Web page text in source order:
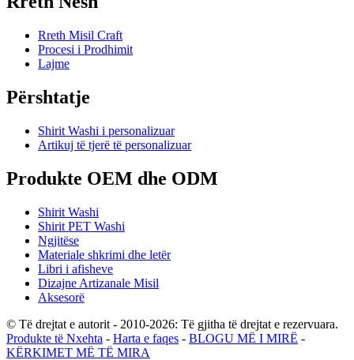
Rreth Misil Craft
Procesi i Prodhimit
Lajme
Përshtatje
Shirit Washi i personalizuar
Artikuj të tjerë të personalizuar
Produkte OEM dhe ODM
Shirit Washi
Shirit PET Washi
Ngjitëse
Materiale shkrimi dhe letër
Libri i afisheve
Dizajne Artizanale Misil
Aksesorë
© Të drejtat e autorit - 2010-2026: Të gjitha të drejtat e rezervuara.
Produkte të Nxehta - Harta e faqes - BLOGU MË I MIRË -
KËRKIMET MË TË MIRA